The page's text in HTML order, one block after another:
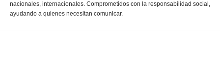
nacionales, internacionales. Comprometidos con la responsabilidad social,
ayudando a quienes necesitan comunicar.